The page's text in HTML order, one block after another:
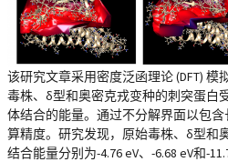
该研究文章采用密度泛函理论 (DFT) 模
毒株、δ型和奥密克戎变种的刺突蛋白
体结合的能量。通过不分解界面以包
算精度。研究发现，原始毒株、δ型和
结合能量分别为-4.76 eV、-6.68 eV和-